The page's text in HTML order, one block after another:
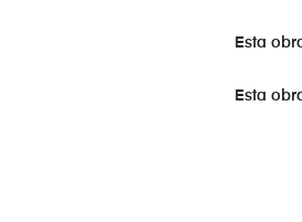
Esta
Esta